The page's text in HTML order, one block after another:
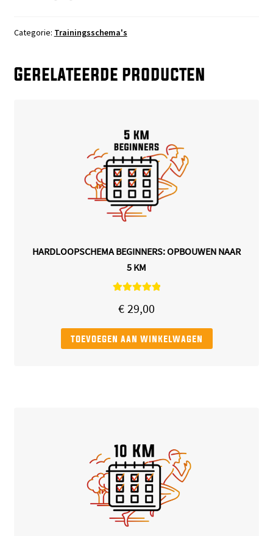
Categorie: Trainingsschema's
Gerelateerde producten
HARDLOOPSCHEMA BEGINNERS: OPBOUWEN NAAR
5 KM
5.00uit 5
€ 29,00
toevoegen aan winkelwagen